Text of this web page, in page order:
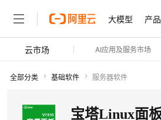
大模型 产品
云市场 AI应用及服务市场
全部分类 基础软件 服务器软件